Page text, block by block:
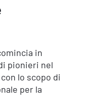
in
pionieri nel
lo scopo di
per la